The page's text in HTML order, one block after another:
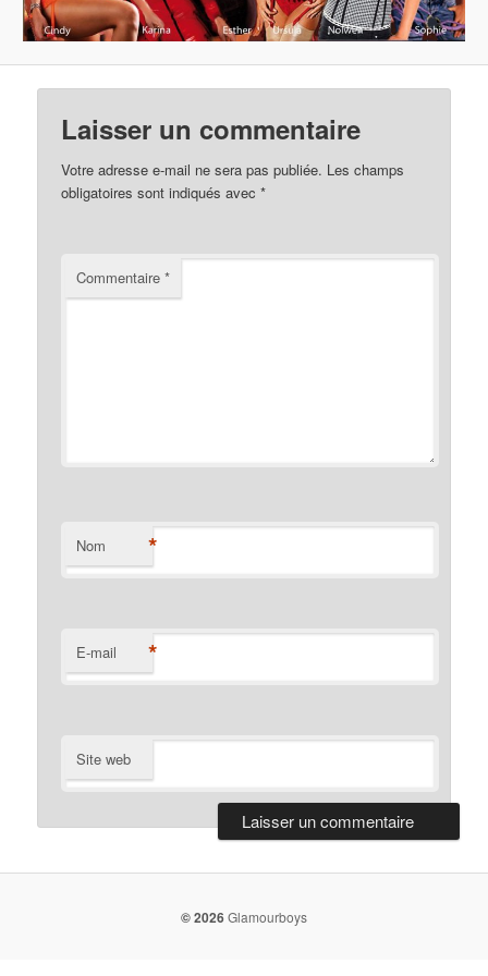
Laisser un commentaire
Votre adresse e-mail ne sera pas publiée. Les champs
obligatoires sont indiqués avec*
Commentaire*
Nom *
E-mail *
Site web
© 2026Glamourboys